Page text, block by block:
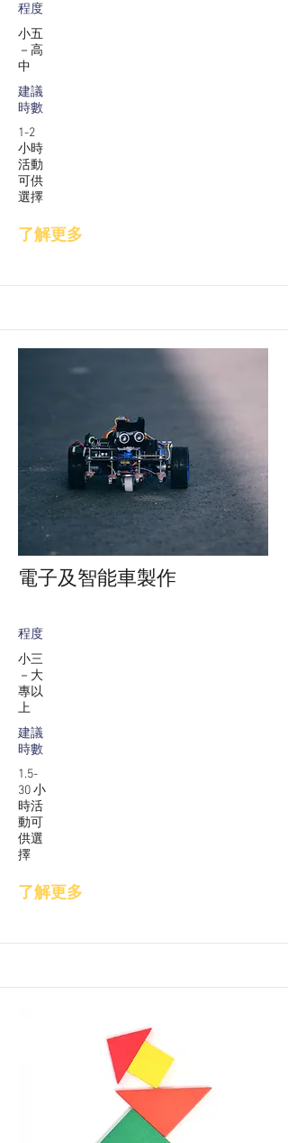
程度
小五
－高
中
建議
時數
1-2
小時
活動
可供
選擇
了解更多
電子及智能車製作
程度
小三
－大
專以
上
建議
時數
1.5-
30 小
時活
動可
供選
擇
了解更多